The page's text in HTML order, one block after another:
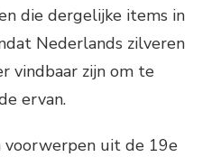
die dergelijke items in
Nederlands zilveren
vindbaar zijn om te
ervan.
voorwerpen uit de 19e